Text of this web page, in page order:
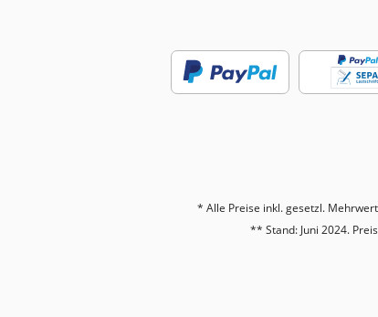
* Alle Preise inkl. gesetzl.
** Stand: Juni 2024.